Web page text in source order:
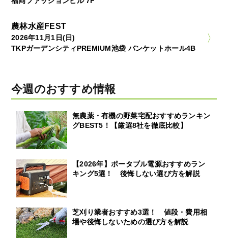
農林水産FEST
2026年11月1日(日)
TKPガーデンシティPREMIUM池袋 バンケットホール4B
今週のおすすめ情報
無農薬・有機の野菜宅配おすすめランキン
グBEST5！【厳選8社を徹底比較】
【2026年】ポータブル電源おすすめラン
キング5選！ 後悔しない選び方を解説
芝刈り業者おすすめ3選！ 値段・費用相
場や後悔しないための選び方を解説